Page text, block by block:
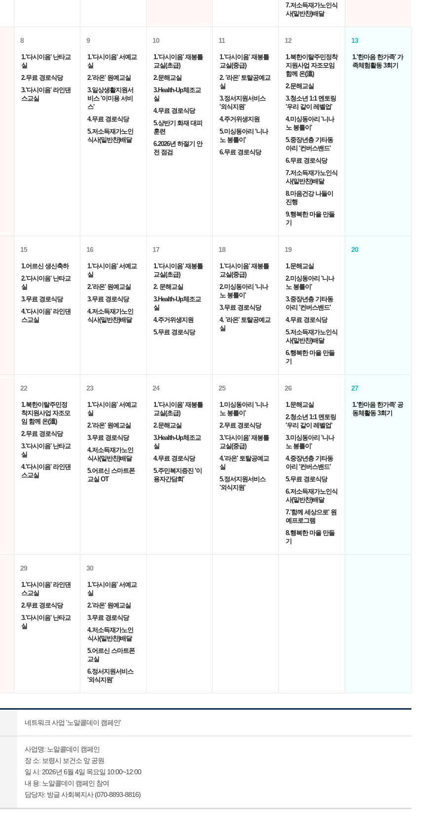
7.저소득재가노인식
사(밑반찬)배달
8
1.'다시이음' 난타교
실
2.무료 경로식당
3.'다시이음' 라인댄
스교실
9
1.'다시이음' 서예교
실
2.'라온' 원예교실
3.일상생활지원서
비스 '이미용 서비
스'
4.무료 경로식당
5.저소득재가노인
식사(밑반찬)배달
10
1.'다시이음' 재봉틀
교실(초급)
2.문해교실
3.Health-Up체조교
실
4.무료 경로식당
5.상반기 화재 대피
훈련
6.2026년 하절기 안
전 점검
11
1.'다시이음' 재봉틀
교실(중급)
2. '라온' 토탈공예교
실
3.정서지원서비스
'외식지원'
4.주거위생지원
5.미싱동아리 '니나
노 봉틀이'
6.무료 경로식당
12
1.북한이탈주민정착
지원사업 자조모임
함께 온(溫)
2.문해교실
3.청소년 1:1 멘토링
'우리 같이 레벨업'
4.미싱동아리 '니나
노 봉틀이'
5.중장년층 기타동
아리 '컨버스밴드'
6.무료 경로식당
7.저소득재가노인식
사(밑반찬)배달
8.마음건강 나들이
진행
9.행복한 마을 만들
기
13
1.'한마음 한가족' 가
족체험활동 3회기
15
1.어르신 생신축하
2.'다시이음' 난타교
실
3.무료 경로식당
4.'다시이음' 라인댄
스교실
16
1.'다시이음' 서예교
실
2.'라온' 원예교실
3.무료 경로식당
4.저소득재가노인
식사(밑반찬)배달
17
1.'다시이음' 재봉틀
교실(초급)
2. 문해교실
3.Health-Up체조교
실
4.주거위생지원
5.무료 경로식당
18
1.'다시이음' 재봉틀
교실(중급)
2.미싱동아리 '니나
노 봉틀이'
3.무료 경로식당
4. '라온' 토탈공예교
실
19
1.문해교실
2.미싱동아리 '니나
노 봉틀이'
3.중장년층 기타동
아리 '컨버스밴드'
4.무료 경로식당
5.저소득재가노인식
사(밑반찬)배달
6.행복한 마을 만들
기
20
22
1.북한이탈주민정
착지원사업 자조모
임 함께 온(溫)
2.무료 경로식당
3.'다시이음' 난타교
실
4.'다시이음' 라인댄
스교실
23
1.'다시이음' 서예교
실
2.'라온' 원예교실
3.무료 경로식당
4.저소득재가노인
식사(밑반찬)배달
5.어르신 스마트폰
교실 OT
24
1.'다시이음' 재봉틀
교실(초급)
2.문해교실
3.Health-Up체조교
실
4.무료 경로식당
5.주민복지증진 '이
용자간담회'
25
1.미싱동아리 '니나
노 봉틀이'
2.무료 경로식당
3.'다시이음' 재봉틀
교실(중급)
4.'라온' 토탈공예교
실
5.정서지원서비스
'외식지원'
26
1.문해교실
2.청소년 1:1 멘토링
'우리 같이 레벨업'
3.미싱동아리 '니나
노 봉틀이'
4.중장년층 기타동
아리 '컨버스밴드'
5.무료 경로식당
6.저소득재가노인식
사(밑반찬)배달
7.'함께 세상으로' 원
예프로그램
8.행복한 마을 만들
기
27
1.'한마음 한가족' 공
동체활동 3회기
29
1.'다시이음' 라인댄
스교실
2.무료 경로식당
3.'다시이음' 난타교
실
30
1.'다시이음' 서예교
실
2.'라온' 원예교실
3.무료 경로식당
4.저소득재가노인
식사(밑반찬)배달
5.어르신 스마트폰
교실
6.정서지원서비스
'외식지원'
네트워크 사업 '노알콜데이 캠페인'
사업명: 노알콜데이 캠페인
장 소: 보령시 보건소 앞 공원
일 시: 2026년 6월 4일 목요일 10:00~12:00
내 용: 노알콜데이 캠페인 참여
담당자: 방글 사회복지사 (070-8893-8816)